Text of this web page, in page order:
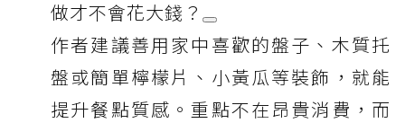
做才不會花大錢？
作者建議善用家中喜歡的盤子、木質托
盤或簡單檸檬片、小黃瓜等裝飾，就能
提升餐點質感。重點不在昂貴消費，而